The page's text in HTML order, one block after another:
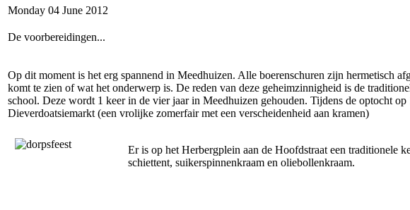
Monday 04 June 2012
De voorbereidingen...
Op dit moment is het erg spannend in Meedhuizen. Alle boerenschuren zijn hermetisch
komt te zien of wat het onderwerp is. De reden van deze geheimzinnigheid is de
school. Deze wordt 1 keer in de vier jaar in Meedhuizen gehouden. Tijdens de optocht
Dieverdoatsiemarkt (een vrolijke zomerfair met een verscheidenheid aan kramen)
Er is op het Herbergplein aan de Hoofdstraat een traditionele
schiettent, suikerspinnenkraam en oliebollenkraam.